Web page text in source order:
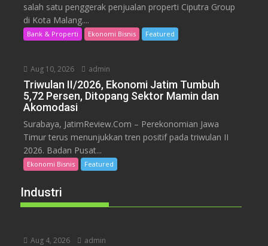
salah satu penggerak penjualan properti Ciputra Group
di Kota Malang....
Bank & Properti Ekonomi Bisnis Featured
Aug 10, 2026 admin
Triwulan II/2026, Ekonomi Jatim Tumbuh
5,72 Persen, Ditopang Sektor Mamin dan
Akomodasi
Surabaya, JatimReview.Com – Perekonomian Jawa
Timur terus menunjukkan tren positif pada triwulan II
2026. Badan Pusat...
Ekonomi Bisnis Featured
Industri
Aug 4, 2026 admin